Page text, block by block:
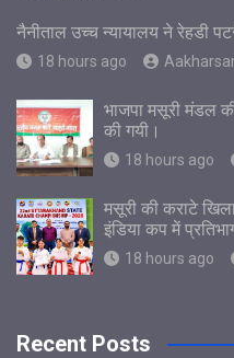
नैनीताल उच्च न्यायालय ने रेहडी
18 hours ago
भाजपा मसूरी मंडल
की गयी।
18 hours ago
मसूरी की कराटे
इंडिया कप में
18 hours ago
Recent Posts